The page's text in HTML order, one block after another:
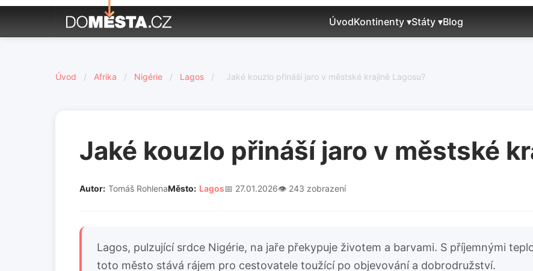
ÚvodKontinenty ▾Státy ▾Blog
Úvod / Afrika / Nigérie / Lagos / Jaké kouzlo přináší jaro v městské krajině Lagosu?
Jaké kouzlo přináší jaro v městské
Autor: Tomáš RohlenaMěsto: Lagos📅 27.01.2026👁️ 243 zobrazení
Lagos, pulzující srdce Nigérie, na jaře překypuje životem a barvami. S příjemnými
toto město stává rájem pro cestovatele toužící po objevování a dobrodružství.